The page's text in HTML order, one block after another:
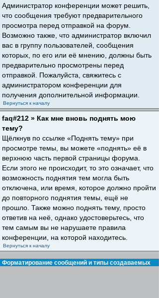
Администратор конференции может решить,
что сообщения требуют предварительного
просмотра перед отправкой на форум.
Возможно также, что администратор включил
вас в группу пользователей, сообщения
которых, по его или её мнению, должны быть
предварительно просмотрены перед
отправкой. Пожалуйста, свяжитесь с
администратором конференции для
получения дополнительной информации.
Вернуться к началу
faq#212 » Как мне вновь поднять мою
тему?
Щёлкнув по ссылке «Поднять тему» при
просмотре темы, вы можете «поднять» её в
верхнюю часть первой страницы форума.
Если этого не происходит, то это означает, что
возможность поднятия тем могла быть
отключена, или время, которое должно пройти
до повторного поднятия темы, ещё не
прошло. Также можно поднять тему, просто
ответив на неё, однако удостоверьтесь, что
тем самым вы не нарушаете правила
конференции, на которой находитесь.
Вернуться к началу
Форматирование сообщений и типы создаваемых